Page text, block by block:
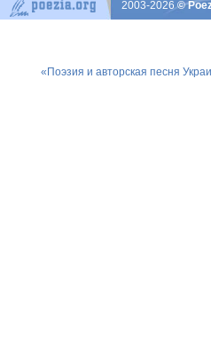
2003-2026©
«Поэзия и авторская песня